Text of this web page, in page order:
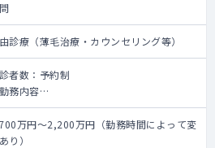
診療（薄毛治療・カウンセリング等）
者数：予約制
務内容
診票を元にカウンセリング
の調合及び処方
理医師業務：保健所対応、未承認薬の輸
万円～2,200万円（勤務時間によって変
り）